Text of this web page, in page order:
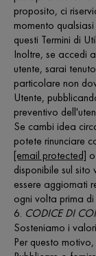
proposito, ci
momento
questi Termini di
Inoltre, se accedi
utente, sarai
particolare non
Utente,
preventivo
Se cambi idea
potete rinunciare
[email protected]
disponibile sul sito
essere aggiornati
ogni volta prima
6. CODICE DI
Sosteniamo i
Per questo